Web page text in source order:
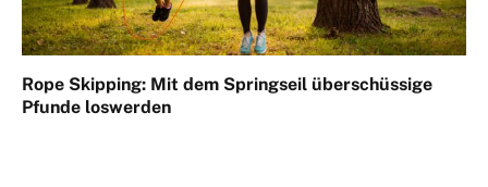
Rope Skipping: Mit dem Springseil überschüssige
Pfunde loswerden